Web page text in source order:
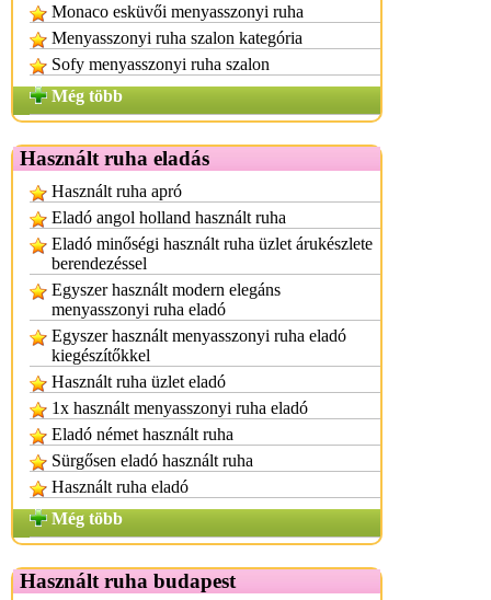
Monaco esküvői menyasszonyi ruha
Menyasszonyi ruha szalon kategória
Sofy menyasszonyi ruha szalon
Még több
Használt ruha eladás
Használt ruha apró
Eladó angol holland használt ruha
Eladó minőségi használt ruha üzlet árukészlete
berendezéssel
Egyszer használt modern elegáns
menyasszonyi ruha eladó
Egyszer használt menyasszonyi ruha eladó
kiegészítőkkel
Használt ruha üzlet eladó
1x használt menyasszonyi ruha eladó
Eladó német használt ruha
Sürgősen eladó használt ruha
Használt ruha eladó
Még több
Használt ruha budapest